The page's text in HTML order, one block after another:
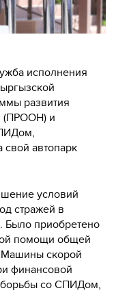
исполнения
развития
(ПРООН) и
автопарк
условий
стражей в
приобретено
помощи общей
Машины скорой
финансовой
борьбы со СПИДом,